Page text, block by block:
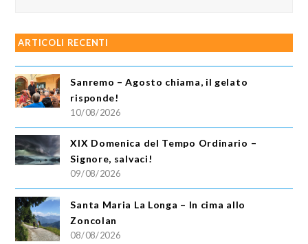
ARTICOLI RECENTI
Sanremo – Agosto chiama, il gelato
risponde!
10/08/2026
XIX Domenica del Tempo Ordinario –
Signore, salvaci!
09/08/2026
Santa Maria La Longa – In cima allo
Zoncolan
08/08/2026